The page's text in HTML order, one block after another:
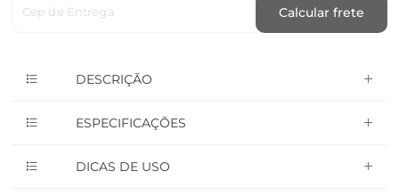
Cep de Entrega Calcular frete
DESCRIÇÃO
ESPECIFICAÇÕES
DICAS DE USO